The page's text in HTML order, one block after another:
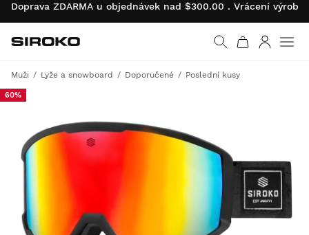
Doprava ZDARMA u objednávek nad $300.00 . Vrácení
Vrátit se na úvodní
Siroko.com
Muži Lyže a snowboard Doporučené Poslední kusy
60%